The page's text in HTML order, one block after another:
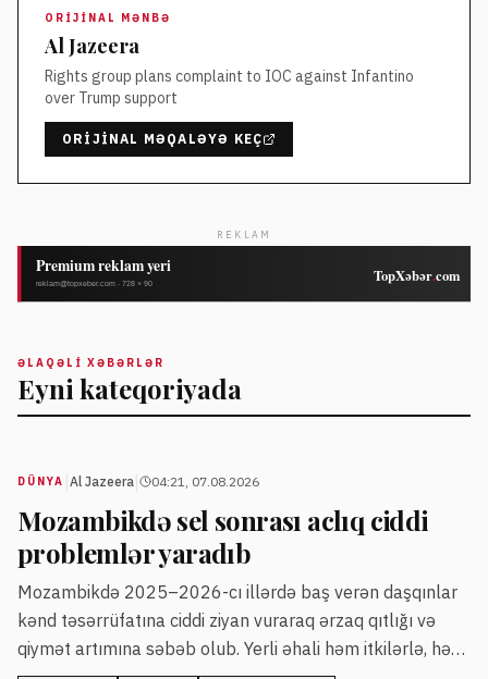
ORIJINAL MƏNBƏ
Al Jazeera
Rights group plans complaint to IOC against Infantino
over Trump support
ORIJINAL MƏQALƏYƏ KEÇ
REKLAM
ƏLAQƏLI XƏBƏRLƏR
Eyni kateqoriyada
DÜNYA Al Jazeera 04:21, 07.08.2026
Mozambikdə sel sonrası aclıq ciddi
problemlər yaradıb
Mozambikdə 2025–2026-cı illərdə baş verən daşqınlar
kənd təsərrüfatına ciddi ziyan vuraraq ərzaq qıtlığı və
qiymət artımına səbəb olub. Yerli əhali həm itkilərlə, həm